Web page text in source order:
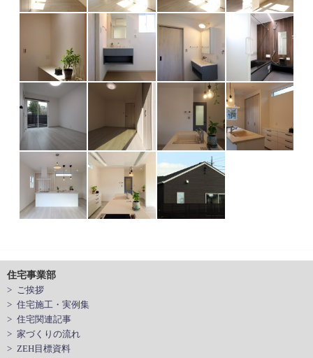
住宅事業部
> ご挨拶
> 住宅施工・実例集
> 住宅関連記事
> 家づくりの流れ
> ZEH目標資料